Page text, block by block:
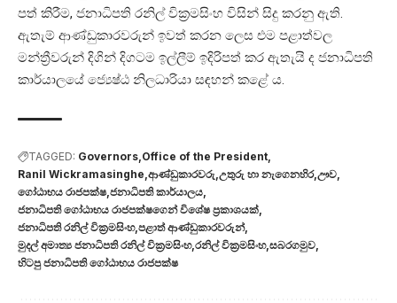
පත් කිරීම, ජනාධිපති රනිල් වික්‍රමසිංහ විසින් සිදු කරනු ඇති.
ඇතැම් ආණ්ඩුකාරවරුන් ඉවත් කරන ලෙස එම පළාත්වල
මන්ත්‍රීවරුන් දිගින් දිගටම ඉල්ලීම් ඉදිරිපත් කර ඇතැයි ද ජනාධිපති
කාර්යාලයේ ජ්‍යෙෂ්ඨ නිලධාරියා සඳහන් කළේ ය.
TAGGED: Governors Office of the President
Ranil Wickramasinghe ආණ්ඩුකාරවරු උතුරු හා නැගෙනහිර ඌව
ගෝඨාභය රාජපක්ෂ ජනාධිපති කාර්යාලය
ජනාධිපති ගෝඨාභය රාජපක්ෂගෙන් විශේෂ ප්‍රකාශයක්
ජනාධිපති රනිල් වික්‍රමසිංහ පළාත් ආණ්ඩුකාරවරුන්
මුදල් අමාත්‍ය ජනාධිපති රනිල් වික්‍රමසිංහ රනිල් වික්‍රමසිංහ සබරගමුව
හිටපු ජනාධිපති ගෝඨාභය රාජපක්ෂ